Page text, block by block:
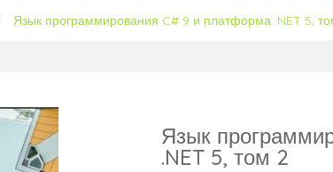
Язык программирования C# 9 и платформа .NET 5,
Язык
.NET 5, том 2